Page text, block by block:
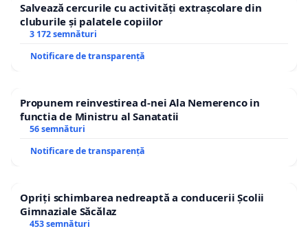
Salvează cercurile cu activități extrașcolare din
cluburile și palatele copiilor
3 172 semnături
Notificare de transparență
Propunem reinvestirea d-nei Ala Nemerenco in
functia de Ministru al Sanatatii
56 semnături
Notificare de transparență
Opriți schimbarea nedreaptă a conducerii Școlii
Gimnaziale Săcălaz
453 semnături